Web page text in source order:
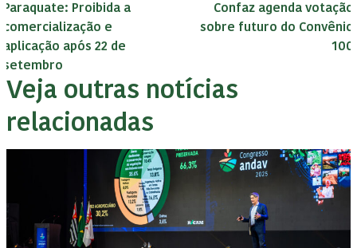
Paraquate: Proibida a
comercialização e
aplicação após 22 de
setembro
Confaz agenda votação
sobre futuro do Convênio
100
Veja outras notícias
relacionadas